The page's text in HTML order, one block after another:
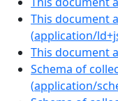
This document
(application/
This document
Schema of
(application/